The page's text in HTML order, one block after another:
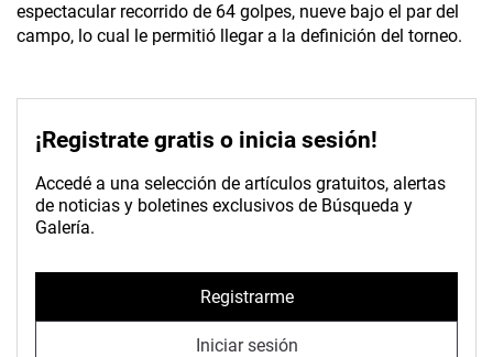
espectacular recorrido de 64 golpes, nueve bajo el par del
campo, lo cual le permitió llegar a la definición del torneo.
¡Registrate gratis o inicia sesión!
Accedé a una selección de artículos gratuitos, alertas
de noticias y boletines exclusivos de Búsqueda y
Galería.
Registrarme
Iniciar sesión